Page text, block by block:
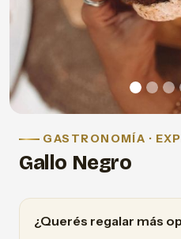
GASTRONOMÍA ·
Gallo Negro
¿Querés regalar más